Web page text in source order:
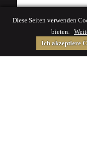
Diese Seiten verwenden
bieten.
Ich akzeptiere